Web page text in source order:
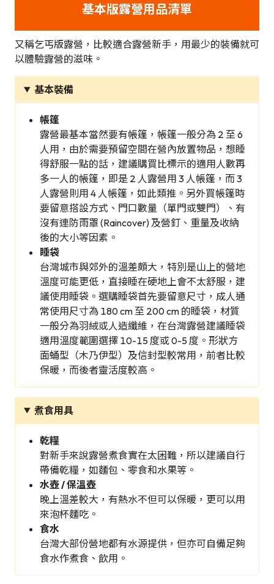
基本版露營用品清單
又稱乞丐版露營，比較適合露營新手，用最少的裝備就可
以體驗露營的滋味。
基本裝備
帳篷
露營最基本當然要有帳篷，帳篷一般分為 2 至 6
人用，由於需要預留空間在營內放置物品，想睡
得舒服一點的話，建議購買比標示的適用人數再
多一人的帳篷，即是 2 人露營用 3 人帳篷，而 3
人露營則用 4 人帳篷，如此類推。另外買帳篷時
要留意搭設方式、門口數量（單門或雙門）、有
沒有連防雨罩 (Raincover) 及營釘、重量及收納
後的大小等因素。
睡袋
台灣城市與郊外的溫差頗大，特別是山上的營地
溫度可能更低，直接睡在硬地上會不太舒服，建
議使用睡袋。選購睡袋首先要留意尺寸，成人通
常使用尺寸為 180 cm 至 200 cm 的睡袋，材質
一般分為羽絨或人造纖維，在台灣露營建議睡袋
適用溫度範圍選擇 10-15 度或 0-5 度。形狀方
面蛹型（木乃伊型）及信封型較常用，前者比較
保暖，而後者靈活度較高。
煮食用具
乾糧
對新手來說露營煮食實在太困難，所以建議自行
帶備乾糧，如麵包、零食和水果等。
水壺 / 保溫壺
晚上溫差較大，有熱水不但可以保暖，更可以用
來泡杯麵吃。
食水
台灣大部份營地都有水源提供，但亦可自備足夠
食水作煮食、飲用。